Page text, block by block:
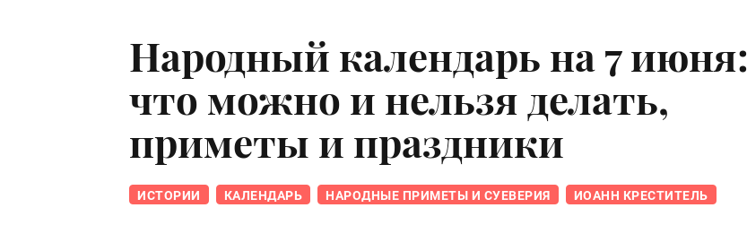
Народный календарь на 7 июня:
что можно и нельзя делать,
приметы и праздники
ИСТОРИИ КАЛЕНДАРЬ НАРОДНЫЕ ПРИМЕТЫ И СУЕВЕРИЯ ИОАНН КРЕСТИТЕЛЬ